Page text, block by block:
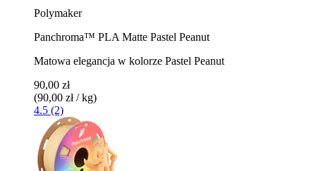
Polymaker
Panchroma™ PLA Matte Pastel Peanut
Matowa elegancja w kolorze Pastel Peanut
90,00 zł
(90,00 zł / kg)
4.5 (2)